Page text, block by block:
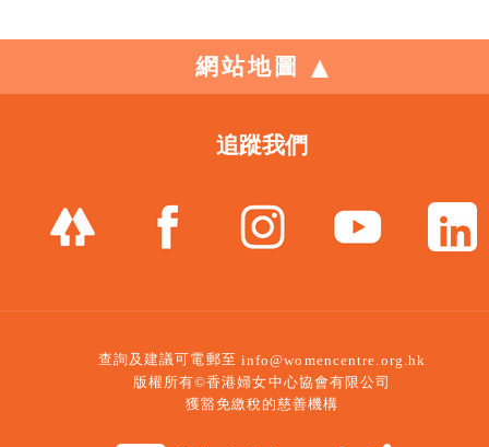
網站地圖
追蹤我們
查詢及建議可電郵至 info@womencentre.org.hk
版權所有©香港婦女中心協會有限公司
獲豁免繳稅的慈善機構